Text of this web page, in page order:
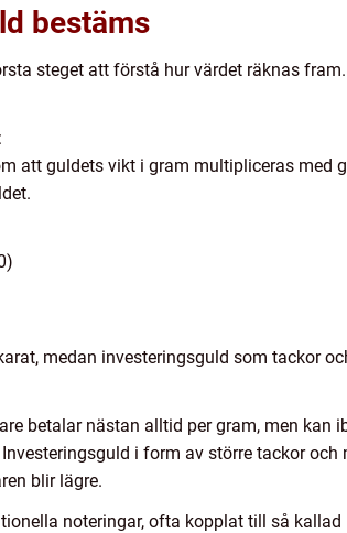
bestäms
steget att förstå hur värdet räknas
att guldets vikt i gram multipliceras
medan investeringsguld som tackor
betalar nästan alltid per gram, men
i form av större tackor
blir lägre.
noteringar, ofta kopplat till så